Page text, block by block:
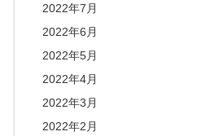
2022年7月
2022年6月
2022年5月
2022年4月
2022年3月
2022年2月